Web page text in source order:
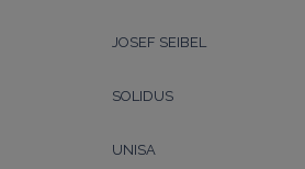
JOSEF SEIBEL
SOLIDUS
UNISA